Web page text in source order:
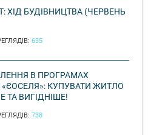
ХІД БУДІВНИЦТВА (ЧЕРВЕНЬ
635
В ПРОГРАМАХ
КУПУВАТИ ЖИТЛО
ТА ВИГІДНІШЕ!
738